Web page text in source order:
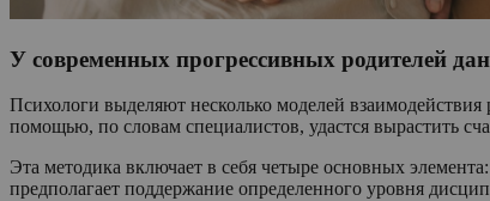
У современных прогрессивных родителей
Психологи выделяют несколько моделей
помощью, по словам специалистов, удастся вырастить
Эта методика включает в себя четыре основных
предполагает поддержание определенного уровня